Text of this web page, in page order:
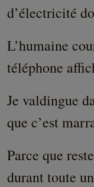
d’électricité
L’humaine
téléphone
Je valdingue
que c’est
Parce que
durant toute